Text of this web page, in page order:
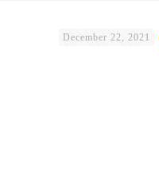
December 22, 2021